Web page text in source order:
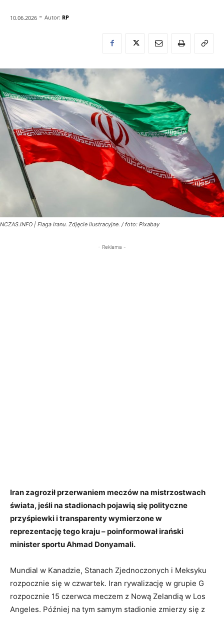
10.06.2026 - Autor: RP
NCZAS.INFO | Flaga Iranu. Zdjęcie ilustracyjne. / foto: Pixabay
- Reklama -
Iran zagroził przerwaniem meczów na mistrzostwach
świata, jeśli na stadionach pojawią się polityczne
przyśpiewki i transparenty wymierzone w
reprezentację tego kraju – poinformował irański
minister sportu Ahmad Donyamali.
Mundial w Kanadzie, Stanach Zjednoczonych i Meksyku
rozpocznie się w czwartek. Iran rywalizację w grupie G
rozpocznie 15 czerwca meczem z Nową Zelandią w Los
Angeles. Później na tym samym stadionie zmierzy się z